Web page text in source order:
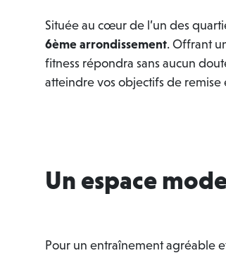
Située au cœur de l’un des
6ème arrondissement. Offrant
fitness répondra sans aucun
atteindre vos objectifs de remise
Un espace
Pour un entraînement agréable